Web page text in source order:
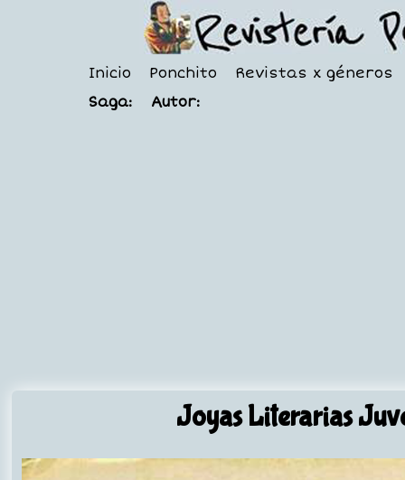
Inicio Ponchito
Revistas x géneros
Saga:
Autor:
Joyas Literarias